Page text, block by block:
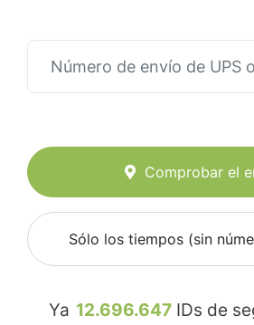
Comprobar el
Sólo los tiempos (sin
Ya 12.696.647 IDs de